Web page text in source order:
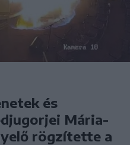
és
Mária-
rögzítette a